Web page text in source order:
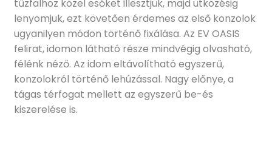
tűzfalhoz közel esőket illesztjük, majd ütközésig
lenyomjuk, ezt követően érdemes az első konzolok
ugyanilyen módon történő fixálása. Az EV OASIS
felirat, idomon látható része mindvégig olvasható,
félénk néző. Az idom eltávolítható egyszerű,
konzolokról történő lehúzással. Nagy előnye, a
tágas térfogat mellett az egyszerű be-és
kiszerelése is.